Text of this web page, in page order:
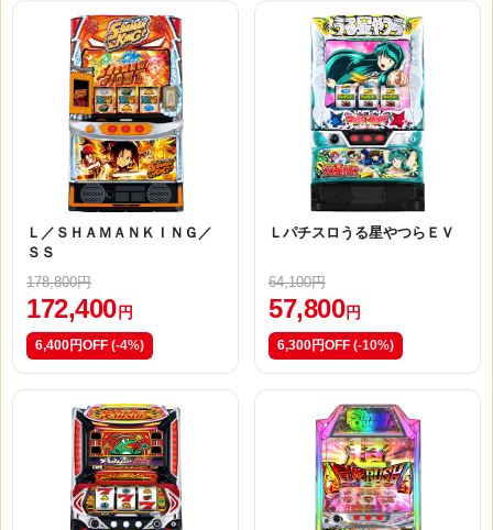
Ｌ／ＳＨＡＭＡＮＫＩＮＧ／
ＳＳ
178,800円
172,400 円
6,400円OFF (-4%)
Ｌパチスロうる星やつらＥＶ
64,100円
57,800 円
6,300円OFF (-10%)